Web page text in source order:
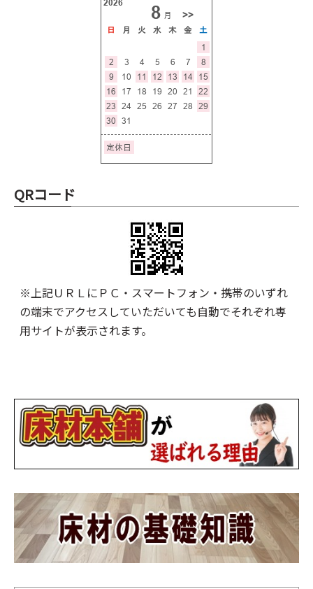
QRコード
※上記ＵＲＬにＰＣ・スマートフォン・携帯のいずれ
の端末でアクセスしていただいても自動でそれぞれ専
用サイトが表示されます。